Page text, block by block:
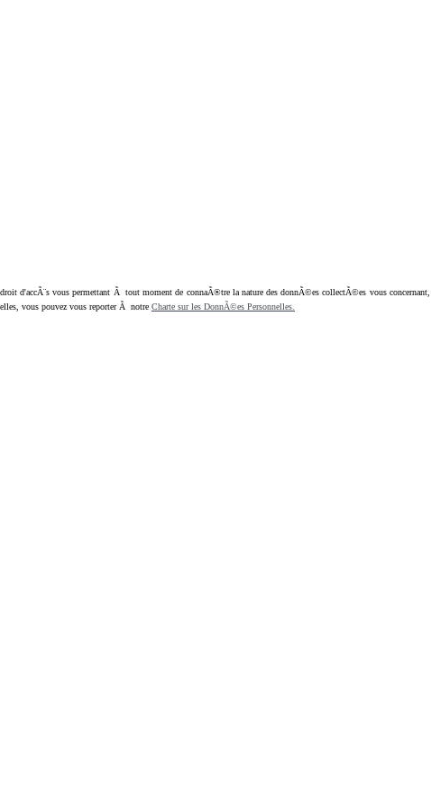
vous permettant Ã tout moment de connaÃ®tre la nature des donnÃ©es collectÃ©es vous
vous pouvez vous reporter Ã notre Charte sur les DonnÃ©es Personnelles.